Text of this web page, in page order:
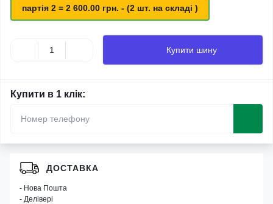
партія 2 = 2 600.00 грн. - (2 шт. на складі )
Купити шину
Купити в 1 клік:
ДОСТАВКА
- Нова Пошта
- Делівері